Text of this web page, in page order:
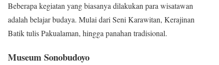
Beberapa kegiatan yang biasanya dilakukan para wisatawan
adalah belajar budaya. Mulai dari Seni Karawitan, Kerajinan
Batik tulis Pakualaman, hingga panahan tradisional.
Museum Sonobudoyo